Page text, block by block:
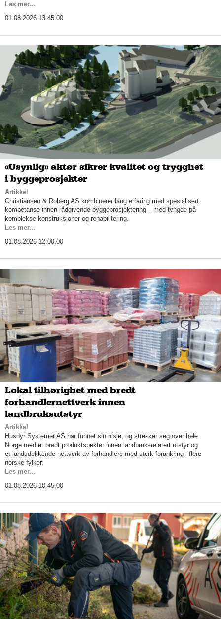
Les mer...
01.08.2026 13.45.00
«Usynlig» aktør sikrer kvalitet og trygghet
i byggeprosjekter
Artikkel
Christiansen & Roberg AS kombinerer lang erfaring med spesialisert
kompetanse innen rådgivende byggeprosjektering – med tyngde på
komplekse konstruksjoner og rehabilitering.
Les mer...
01.08.2026 12.00.00
Lokal tilhørighet med bredt
forhandlernettverk innen
landbruksutstyr
Artikkel
Husdyr Systemer AS har funnet sin nisje, og strekker seg over hele
Norge med et bredt produktspekter innen landbruksrelatert utstyr og
et landsdekkende nettverk av forhandlere med sterk forankring i flere
norske fylker.
Les mer...
01.08.2026 10.45.00